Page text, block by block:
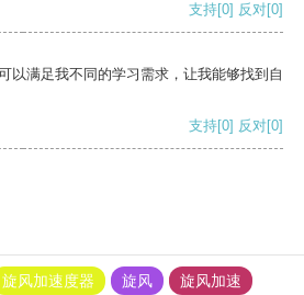
支持[0] 反对[0]
以满足我不同的学习需求，让我能够找到自
支持[0] 反对[0]
旋风加速度器 旋风
旋风加速